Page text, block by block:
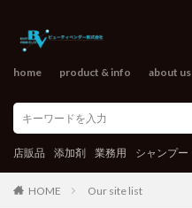
home product & info about us
店販品 添加剤 業務用 シャンプー
HOME Our site list